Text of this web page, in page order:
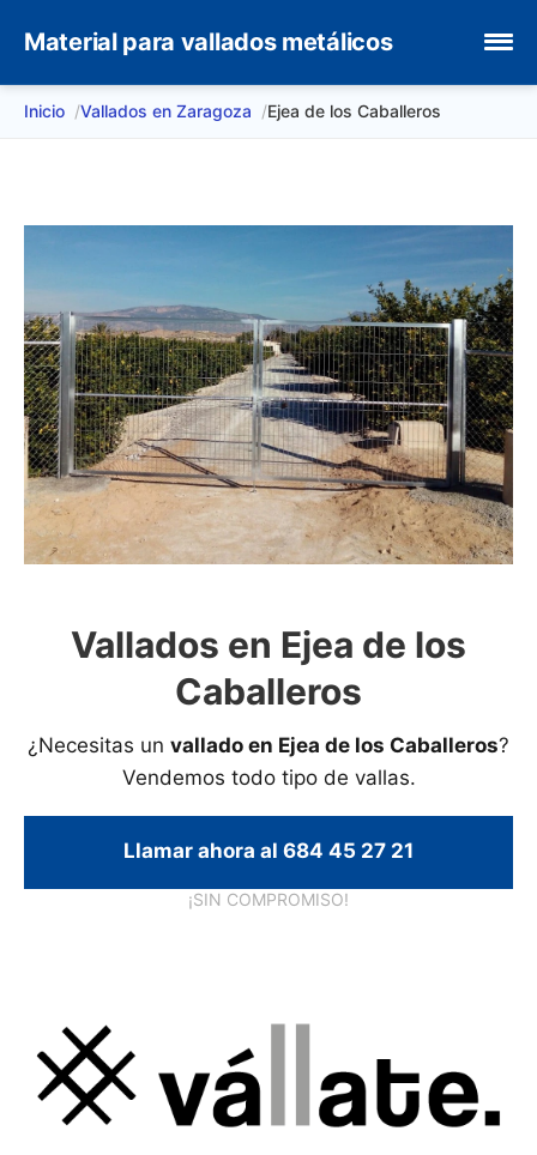
Material para vallados metálicos
Inicio Vallados en Zaragoza Ejea de los Caballeros
Vallados en Ejea de los
Caballeros
¿Necesitas un vallado en Ejea de los Caballeros?
Vendemos todo tipo de vallas.
Llamar ahora al 684 45 27 21
¡SIN COMPROMISO!